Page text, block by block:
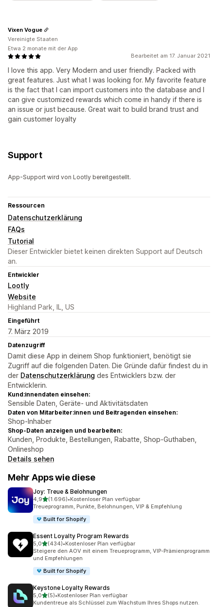
Bearbeitet am 17. Januar 2021
I love this app. Very Modern and user friendly. Packed with
great features. Just what I was looking for. My favorite feature
is the fact that I can import customers into the database and I
can give customized rewards which come in handy if there is
an issue or just because. Great wait to build brand trust and
gain customer loyalty
Vixen Vogue
Vereinigte Staaten
Etwa 2 monate mit der App
Support
App-Support wird von Lootly bereitgestellt.
Ressourcen
Datenschutzerklärung
FAQs
Tutorial
Dieser Entwickler bietet keinen direkten Support auf Deutsch
an.
Entwickler
Lootly
Website
Highland Park, IL, US
Eingeführt
7. März 2019
Datenzugriff
Damit diese App in deinem Shop funktioniert, benötigt sie
Zugriff auf die folgenden Daten. Die Gründe dafür findest du in
der Datenschutzerklärung des Entwicklers bzw. der
Entwicklerin.
Kund:innendaten einsehen:
Sensible Daten, Geräte- und Aktivitätsdaten
Daten von Mitarbeiter:innen und Beitragenden einsehen:
Shop-Inhaber
Shop-Daten anzeigen und bearbeiten:
Kunden, Produkte, Bestellungen, Rabatte, Shop-Guthaben,
Onlineshop
Details sehen
Mehr Apps wie diese
Joy: Treue & Belohnungen
4,9von 5 Sternen
(1.696)
1696 Rezensionen insgesamt
•Kostenloser Plan verfügbar
Treueprogramm, Punkte, Belohnungen, VIP & Empfehlung
Built for Shopify
Essent Loyalty Program Rewards
5,0von 5 Sternen
(434)
434 Rezensionen insgesamt
•Kostenloser Plan verfügbar
Steigere den AOV mit einem Treueprogramm, VIP-Prämienprogramm
und Empfehlungen
Built for Shopify
Keystone Loyalty Rewards
5,0von 5 Sternen
(5)
5 Rezensionen insgesamt
•Kostenloser Plan verfügbar
Kundentreue als Schlüssel zum Wachstum Ihres Shops nutzen.